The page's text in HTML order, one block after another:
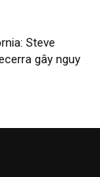
Steve
gây nguy